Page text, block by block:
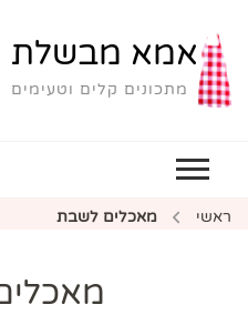
אמא מבשלת
מתכונים קלים וטעימים
ראשי מאכלים לשבת